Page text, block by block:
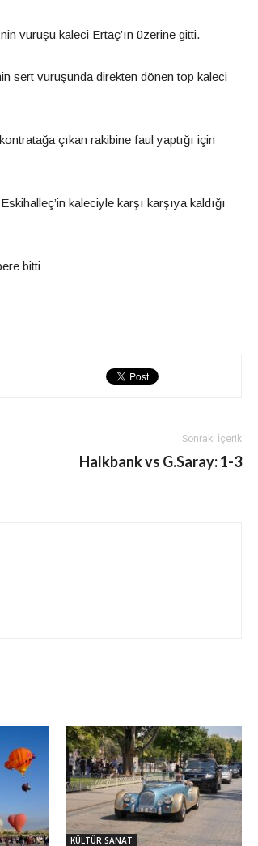
vuruşu kaleci Ertaç’ın üzerine gitti.
sert vuruşunda direkten dönen top kaleci
çıkan rakibine faul yaptığı için
kaleciyle karşı karşıya kaldığı
bitti
Sonraki İçerik
Halkbank vs G.Saray: 1-3
KÜLTÜR SANAT